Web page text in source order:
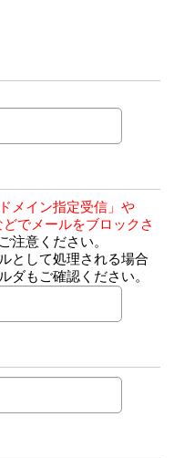
ドメイン指定受信」や
でメールをブロックさ
注意ください。
として処理される場合
ダもご確認ください。